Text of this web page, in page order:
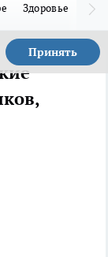
Здоровье
Принять